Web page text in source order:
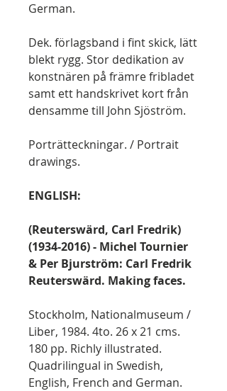
German.
Dek. förlagsband i fint skick, lätt
blekt rygg. Stor dedikation av
konstnären på främre fribladet
samt ett handskrivet kort från
densamme till John Sjöström.
Porträtteckningar. / Portrait
drawings.
ENGLISH:
(Reuterswärd, Carl Fredrik)
(1934-2016) - Michel Tournier
& Per Bjurström: Carl Fredrik
Reuterswärd. Making faces.
Stockholm, Nationalmuseum /
Liber, 1984. 4to. 26 x 21 cms.
180 pp. Richly illustrated.
Quadrilingual in Swedish,
English, French and German.